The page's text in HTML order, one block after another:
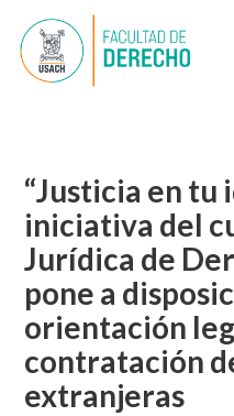
“Justicia en tu
iniciativa del
Jurídica de
pone a
orientación
contratación
extranjeras